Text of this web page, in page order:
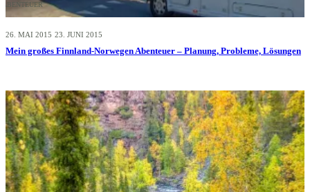
ABENTEUER
26. MAI 2015 23. JUNI 2015
Mein großes Finnland-Norwegen Abenteuer – Planung, Probleme, Lösungen